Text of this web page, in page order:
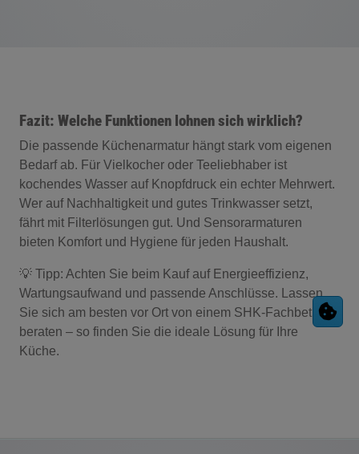
Fazit: Welche Funktionen lohnen sich wirklich?
Die passende Küchenarmatur hängt stark vom eigenen
Bedarf ab. Für Vielkocher oder Teeliebhaber ist
kochendes Wasser auf Knopfdruck ein echter Mehrwert.
Wer auf Nachhaltigkeit und gutes Trinkwasser setzt,
fährt mit Filterlösungen gut. Und Sensorarmaturen
bieten Komfort und Hygiene für jeden Haushalt.
💡 Tipp: Achten Sie beim Kauf auf Energieeffizienz,
Wartungsaufwand und passende Anschlüsse. Lassen
Sie sich am besten vor Ort von einem SHK-Fachbetrieb
beraten – so finden Sie die ideale Lösung für Ihre
Küche.